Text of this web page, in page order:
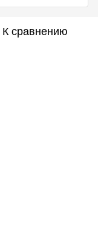
К сравнению